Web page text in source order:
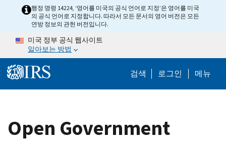
Skip to main content
행정 명령 14224, ‘영어를 미국의 공식 언어로 지정’은 영어를 미국
의 공식 언어로 지정합니다. 따라서 모든 문서의 영어 버전은 모든
연방 정보의 관헌 버전입니다.
미국 정부 공식 웹사이트
알아보는 방법
검색 Help Menu
로그인 메뉴
Open Government